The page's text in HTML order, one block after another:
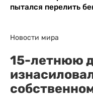
пытался перелить
Новости мира
15-летнюю